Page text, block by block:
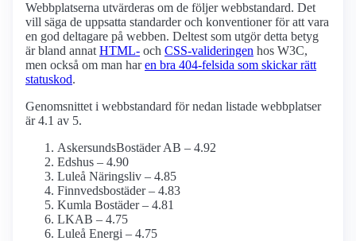
Webbplatserna utvärderas om de följer webbstandard. Det
vill säga de uppsatta standarder och konventioner för att vara
en god deltagare på webben. Deltest som utgör detta betyg
är bland annat HTML- och CSS-valideringen hos W3C,
men också om man haren bra 404-felsida som skickar rätt
statuskod.
Genomsnittet i webbstandard för nedan listade webbplatser
är 4.1 av 5.
AskersundsBostäder AB – 4.92
Edshus – 4.90
Luleå Näringsliv – 4.85
Finnvedsbostäder – 4.83
Kumla Bostäder – 4.81
LKAB – 4.75
Luleå Energi – 4.75